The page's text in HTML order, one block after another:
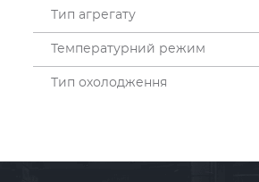
Тип агрегату
Температурний режим
Тип охолодження